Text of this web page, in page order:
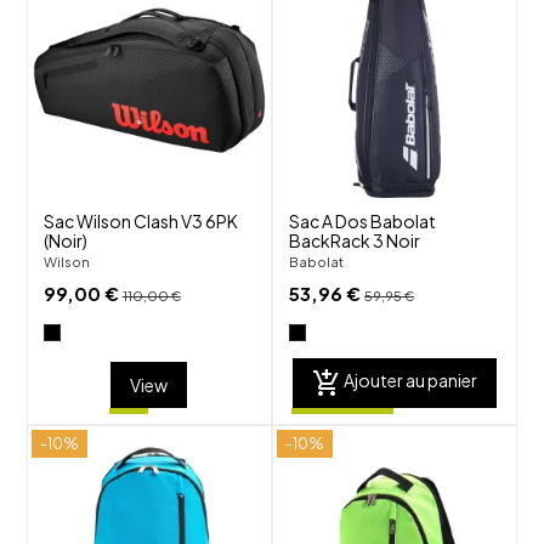
favorite_border
visibility
Sac Wilson Clash V3 6PK
(Noir)
Wilson
99,00 €110,00 €
View
Sac A Dos Babolat
BackRack 3 Noir
Babolat
53,96 € 59,95 €
add_shopping_cart Ajouter au panier
-10% -10%